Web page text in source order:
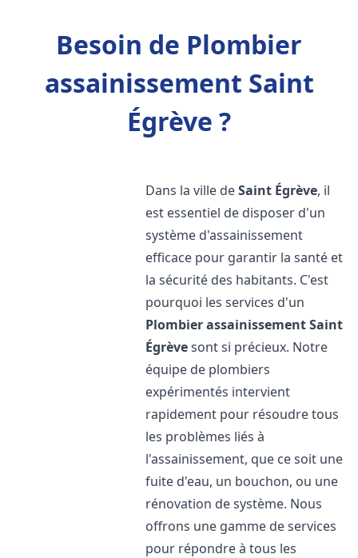
Besoin de Plombier
assainissement Saint
Égrève ?
Dans la ville deSaint Égrève, il
est essentiel de disposer d'un
système d'assainissement
efficace pour garantir la santé et
la sécurité des habitants. C'est
pourquoi les services d'un
Plombier assainissementSaint
Égrèvesont si précieux. Notre
équipe de plombiers
expérimentés intervient
rapidement pour résoudre tous
les problèmes liés à
l'assainissement, que ce soit une
fuite d'eau, un bouchon, ou une
rénovation de système. Nous
offrons une gamme de services
pour répondre à tous les